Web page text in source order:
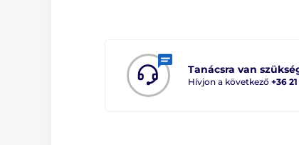
Tanácsra van
Hívjon a következő +36